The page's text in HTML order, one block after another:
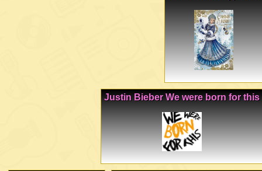
Justin Bieber We were born for this